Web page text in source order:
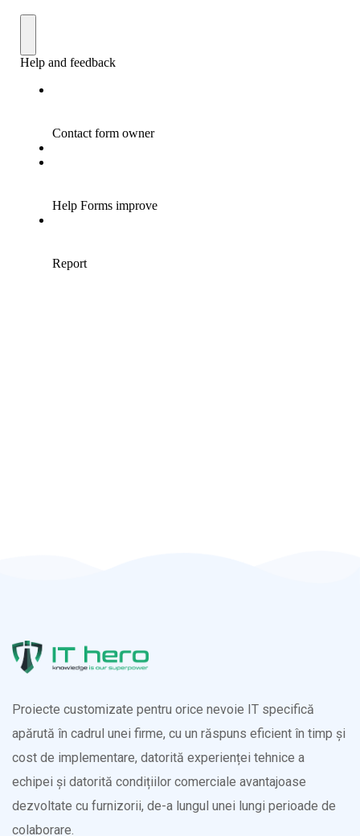
Proiecte customizate pentru orice nevoie IT specifică
apărută în cadrul unei firme, cu un răspuns eficient în timp și
cost de implementare, datorită experienței tehnice a
echipei și datorită condițiilor comerciale avantajoase
dezvoltate cu furnizorii, de-a lungul unei lungi perioade de
colaborare.